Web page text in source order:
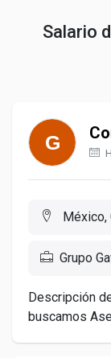
Salario
México,
Grupo
Descripción
buscamos